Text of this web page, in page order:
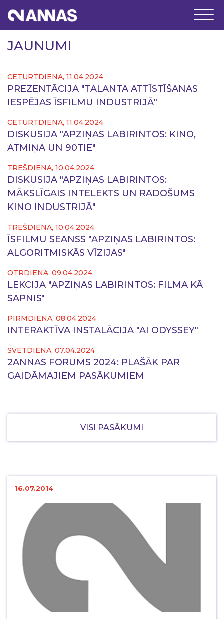
JAUNUMI
16.07.2014
CETURTDIENA, 11.04.2024
PREZENTĀCIJA "TALANTA ATTĪSTĪŠANAS
IESPĒJAS ĪSFILMU INDUSTRIJĀ"
CETURTDIENA, 11.04.2024
DISKUSIJA "APZIŅAS LABIRINTOS: KINO,
ATMIŅA UN 90TIE"
TREŠDIENA, 10.04.2024
DISKUSIJA "APZIŅAS LABIRINTOS:
MĀKSLĪGAIS INTELEKTS UN RADOŠUMS
KINO INDUSTRIJĀ"
TREŠDIENA, 10.04.2024
ĪSFILMU SEANSS "APZIŅAS LABIRINTOS:
ALGORITMISKĀS VĪZIJAS"
OTRDIENA, 09.04.2024
LEKCIJA "APZIŅAS LABIRINTOS: FILMA KĀ
SAPNIS"
PIRMDIENA, 08.04.2024
INTERAKTĪVA INSTALĀCIJA "AI ODYSSEY"
SVĒTDIENA, 07.04.2024
2ANNAS FORUMS 2024: PLAŠĀK PAR
GAIDĀMAJIEM PASĀKUMIEM
VISI PASĀKUMI